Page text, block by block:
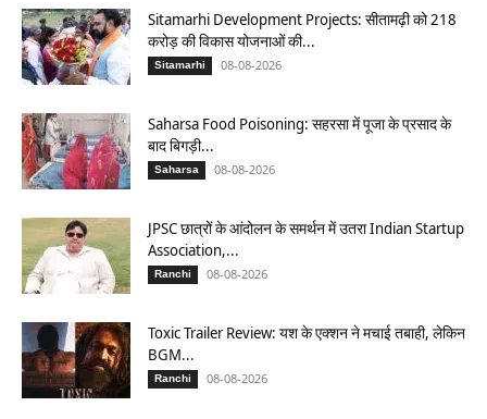
Sitamarhi Development Projects: सीतामढ़ी को 218
करोड़ की विकास योजनाओं की...
Sitamarhi 08-08-2026
Saharsa Food Poisoning: सहरसा में पूजा के प्रसाद के
बाद बिगड़ी...
Saharsa 08-08-2026
JPSC छात्रों के आंदोलन के समर्थन में उतरा Indian Startup
Association,...
Ranchi 08-08-2026
Toxic Trailer Review: यश के एक्शन ने मचाई तबाही, लेकिन
BGM...
Ranchi 08-08-2026